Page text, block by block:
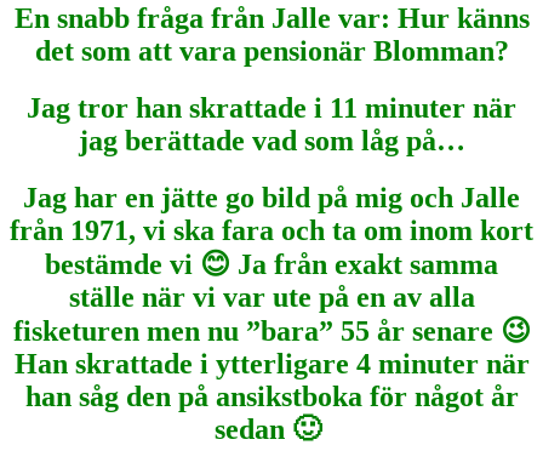
En snabb fråga från Jalle var: Hur känns
det som att vara pensionär Blomman?
Jag tror han skrattade i 11 minuter när
jag berättade vad som låg på…
Jag har en jätte go bild på mig och Jalle
från 1971, vi ska fara och ta om inom kort
bestämde vi 😊 Ja från exakt samma
ställe när vi var ute på en av alla
fisketuren men nu ”bara” 55 år senare 😉
Han skrattade i ytterligare 4 minuter när
han såg den på ansikstboka för något år
sedan 🙂